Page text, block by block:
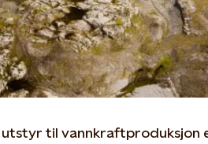
utstyr til vannkraftproduksjon